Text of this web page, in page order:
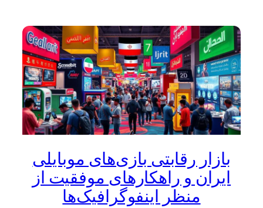
بازار رقابتی بازی‌های موبایلی
ایران و راهکارهای موفقیت از
منظر اینفوگرافیک‌ها